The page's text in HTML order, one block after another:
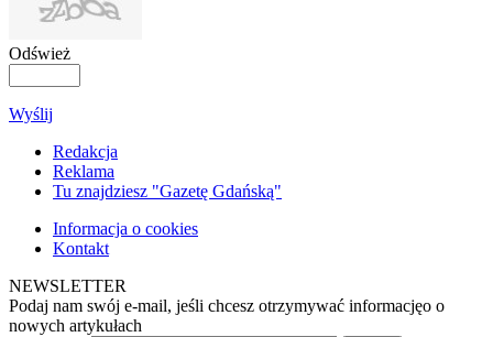
Odśwież
Wyślij
Redakcja
Reklama
Tu znajdziesz "Gazetę Gdańską"
Informacja o cookies
Kontakt
NEWSLETTER
Podaj nam swój e-mail, jeśli chcesz otrzymywać informacjęo o
nowych artykułach